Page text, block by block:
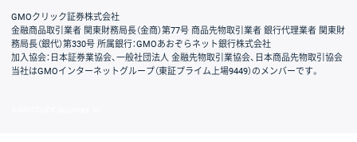
GMOクリック証券株式会社
金融商品取引業者 関東財務局長（金商）第77号 商品先物取引業者 銀行代理業者 関東財
務局長（銀代）第330号 所属銀行：GMOあおぞらネット銀行株式会社
加入協会：日本証券業協会、一般社団法人 金融先物取引業協会、日本商品先物取引協会
当社はGMOインターネットグループ（東証プライム上場9449）のメンバーです。